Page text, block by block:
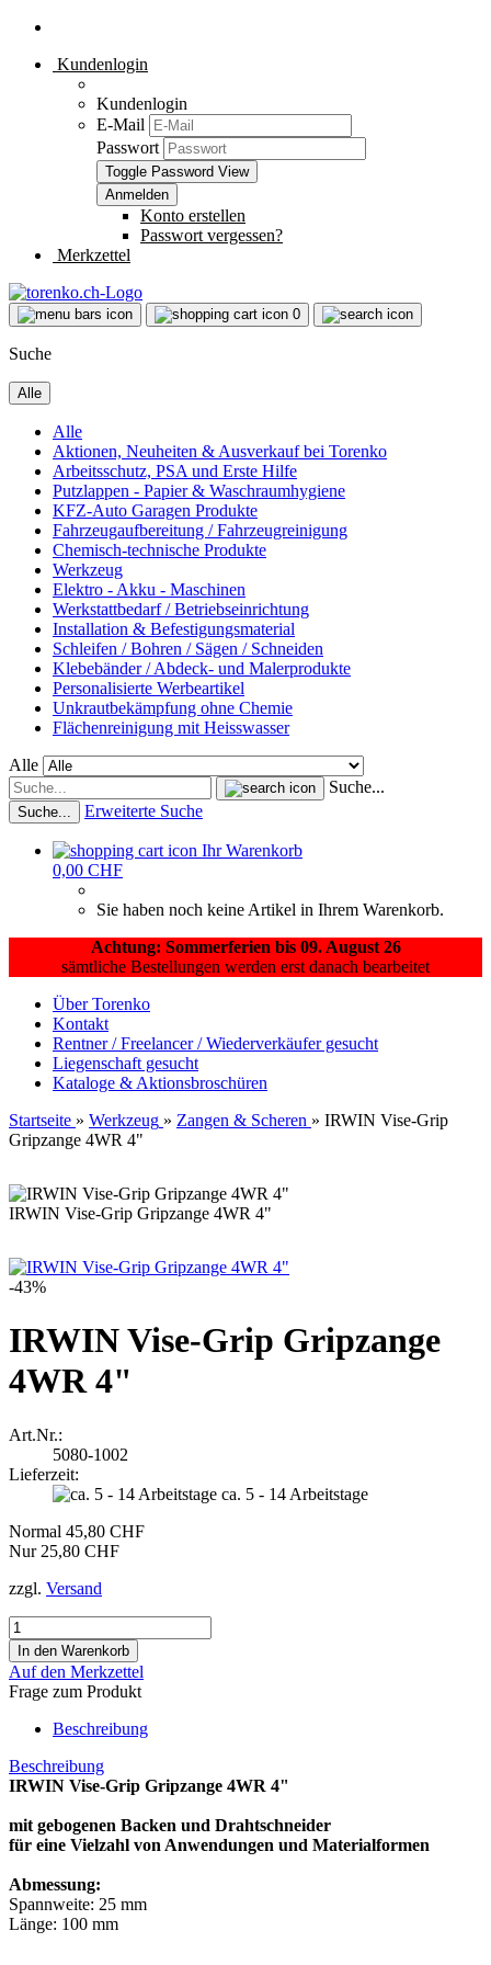
Kundenlogin
Kundenlogin
E-Mail
Passwort
Toggle Password View
Konto erstellen
Passwort vergessen?
Merkzettel
0
Suche
Alle
Alle
Aktionen, Neuheiten & Ausverkauf bei Torenko
Arbeitsschutz, PSA und Erste Hilfe
Putzlappen - Papier & Waschraumhygiene
KFZ-Auto Garagen Produkte
Fahrzeugaufbereitung / Fahrzeugreinigung
Chemisch-technische Produkte
Werkzeug
Elektro - Akku - Maschinen
Werkstattbedarf / Betriebseinrichtung
Installation & Befestigungsmaterial
Schleifen / Bohren / Sägen / Schneiden
Klebebänder / Abdeck- und Malerprodukte
Personalisierte Werbeartikel
Unkrautbekämpfung ohne Chemie
Flächenreinigung mit Heisswasser
Alle
Suche...
Suche... Erweiterte Suche
Ihr Warenkorb
0,00 CHF
Sie haben noch keine Artikel in Ihrem Warenkorb.
Achtung: Sommerferien bis 09. August 26
sämtliche Bestellungen werden erst danach bearbeitet
Über Torenko
Kontakt
Rentner / Freelancer / Wiederverkäufer gesucht
Liegenschaft gesucht
Kataloge & Aktionsbroschüren
Startseite » Werkzeug » Zangen & Scheren » IRWIN Vise-Grip
Gripzange 4WR 4"
IRWIN Vise-Grip Gripzange 4WR 4"
-43%
IRWIN Vise-Grip Gripzange
4WR 4"
Art.Nr.:
5080-1002
Lieferzeit:
ca. 5 - 14 Arbeitstage
Normal 45,80 CHF
Nur 25,80 CHF
zzgl. Versand
Auf den Merkzettel
Frage zum Produkt
Beschreibung
Beschreibung
IRWIN Vise-Grip Gripzange 4WR 4"
mit gebogenen Backen und Drahtschneider
für eine Vielzahl von Anwendungen und Materialformen
Abmessung:
Spannweite: 25 mm
Länge: 100 mm